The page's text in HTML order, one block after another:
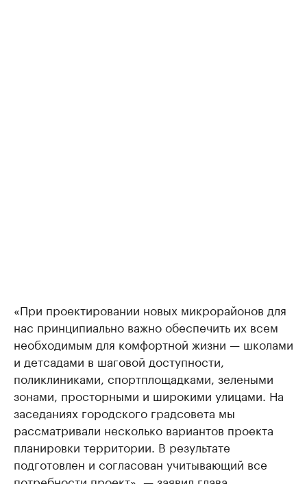
«При проектировании новых микрорайонов для
нас принципиально важно обеспечить их всем
необходимым для комфортной жизни — школами
и детсадами в шаговой доступности,
поликлиниками, спортплощадками, зелеными
зонами, просторными и широкими улицами. На
заседаниях городского градсовета мы
рассматривали несколько вариантов проекта
планировки территории. В результате
подготовлен и согласован учитывающий все